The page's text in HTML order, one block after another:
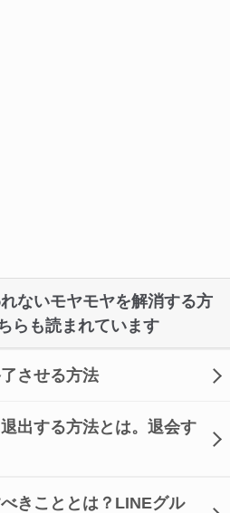
ないモヤモヤを解消する方
らも読まれています
させる方法
出する方法とは。退会す
きこととは？LINEグル